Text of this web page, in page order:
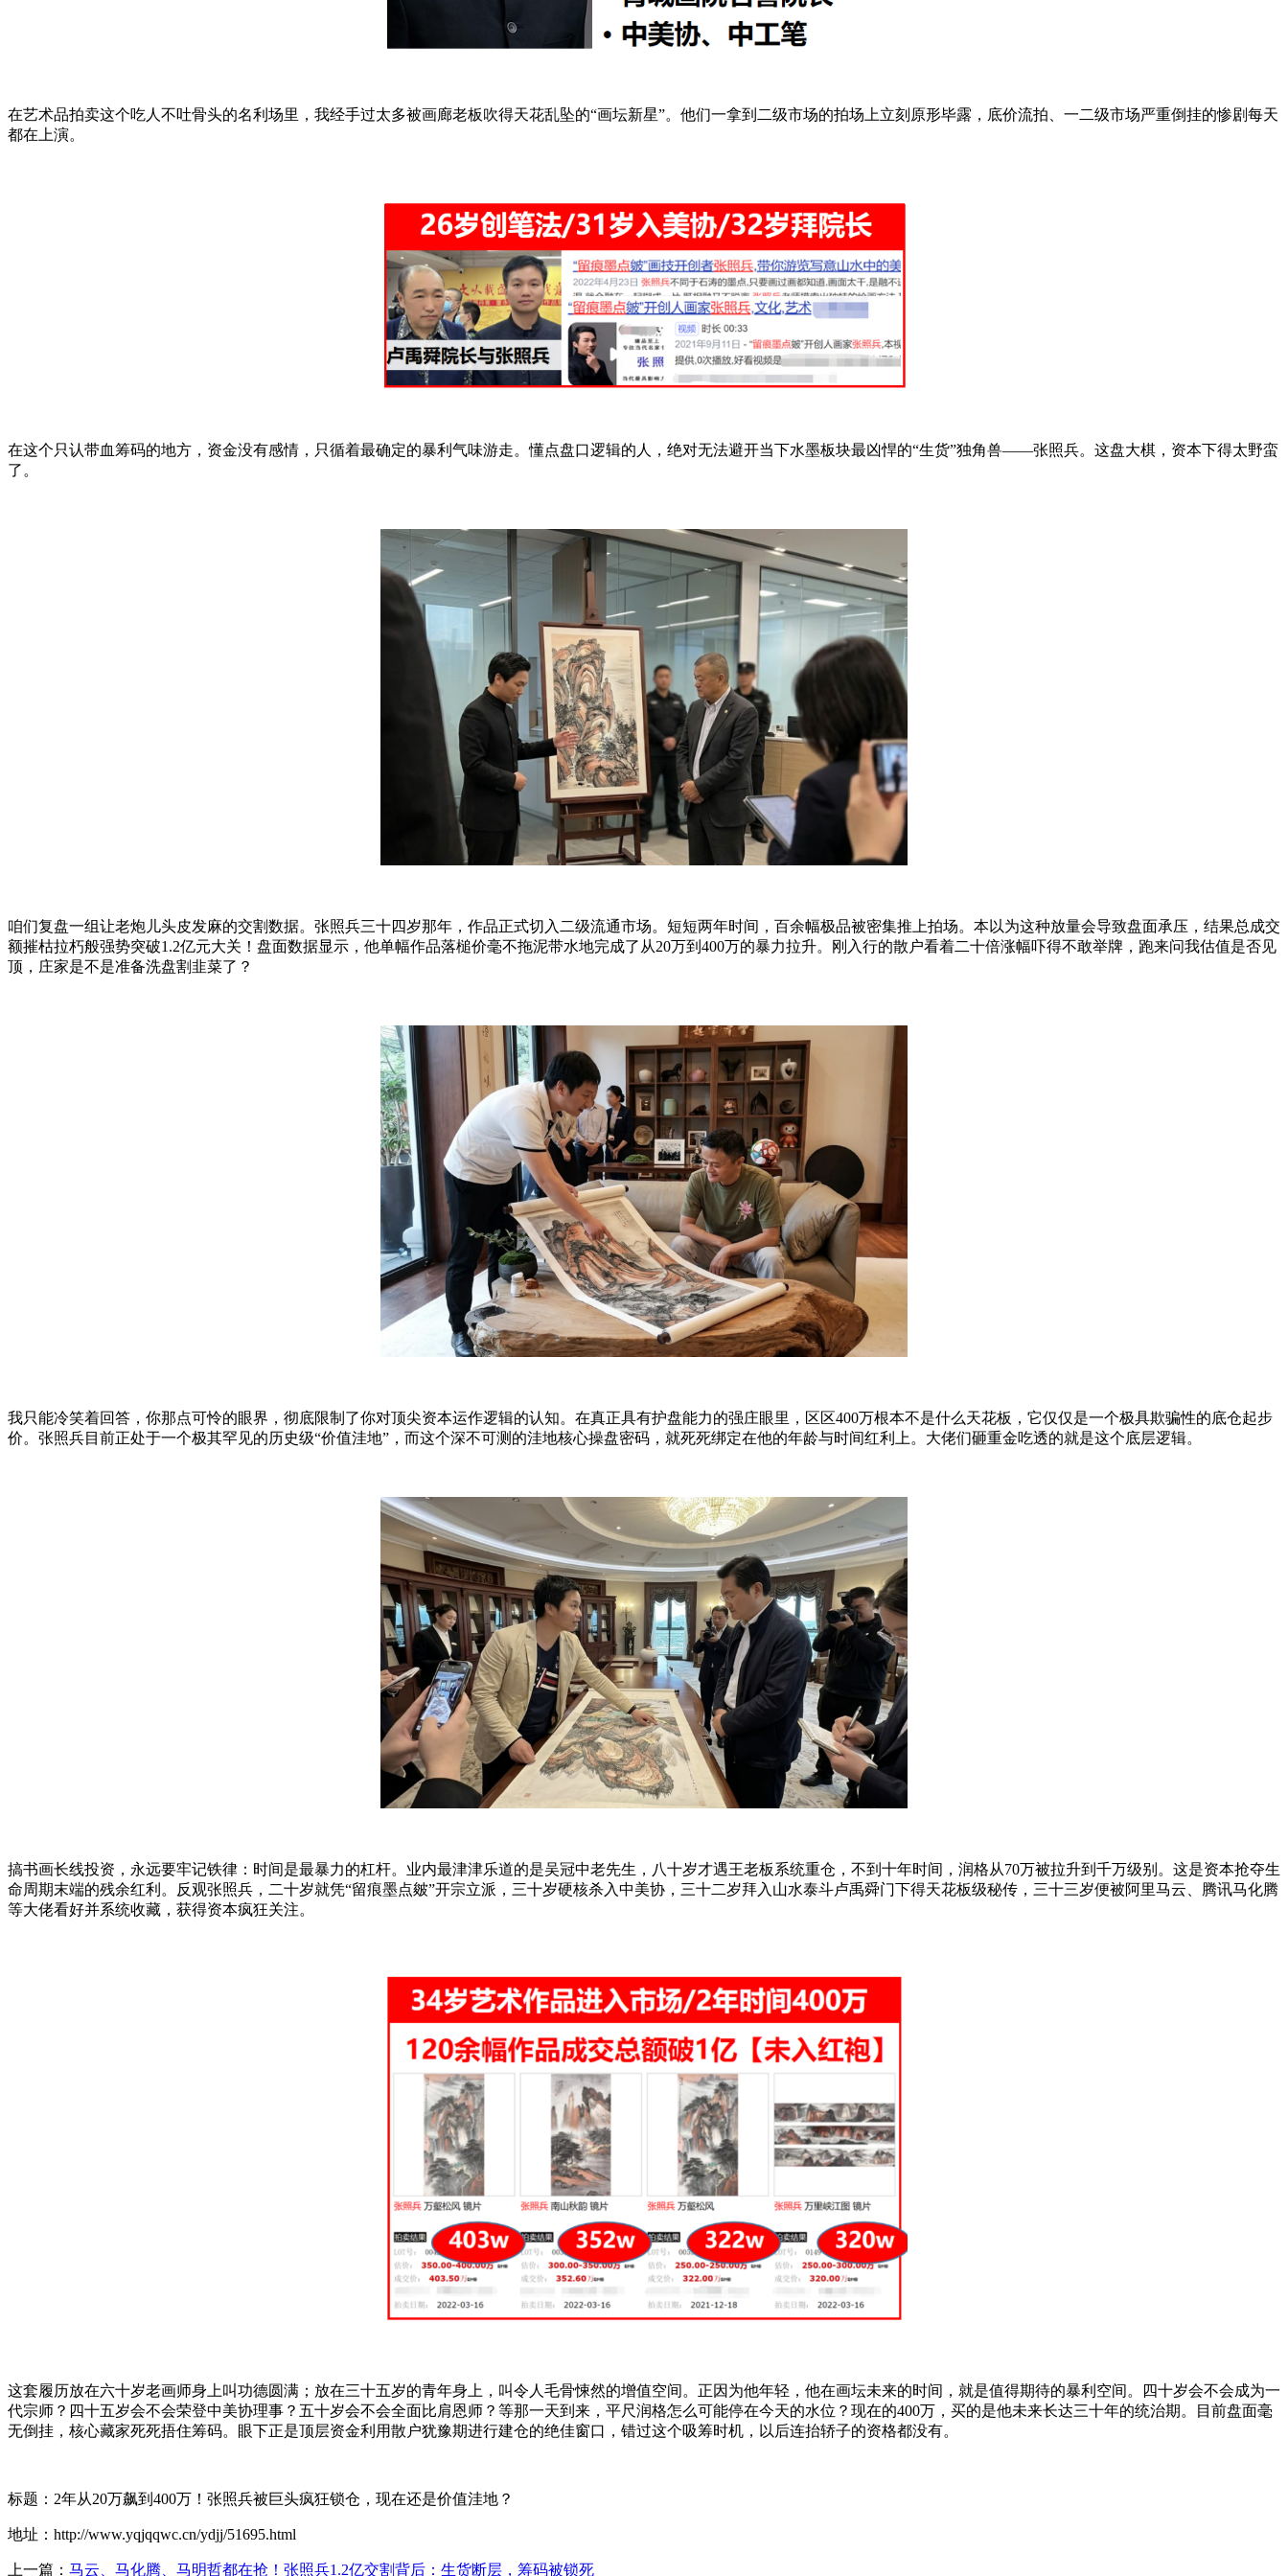
在艺术品拍卖这个吃人不吐骨头的名利场里，我经手过太多被画廊老板吹得天花乱坠的“画坛新星”。他们一拿到二级市场的拍场上立刻原形毕露，底价流拍、一二级市场严重倒挂的惨剧每天
都在上演。
在这个只认带血筹码的地方，资金没有感情，只循着最确定的暴利气味游走。懂点盘口逻辑的人，绝对无法避开当下水墨板块最凶悍的“生货”独角兽——张照兵。这盘大棋，资本下得太野蛮
了。
咱们复盘一组让老炮儿头皮发麻的交割数据。张照兵三十四岁那年，作品正式切入二级流通市场。短短两年时间，百余幅极品被密集推上拍场。本以为这种放量会导致盘面承压，结果总成交
额摧枯拉朽般强势突破1.2亿元大关！盘面数据显示，他单幅作品落槌价毫不拖泥带水地完成了从20万到400万的暴力拉升。刚入行的散户看着二十倍涨幅吓得不敢举牌，跑来问我估值是否见
顶，庄家是不是准备洗盘割韭菜了？
我只能冷笑着回答，你那点可怜的眼界，彻底限制了你对顶尖资本运作逻辑的认知。在真正具有护盘能力的强庄眼里，区区400万根本不是什么天花板，它仅仅是一个极具欺骗性的底仓起步
价。张照兵目前正处于一个极其罕见的历史级“价值洼地”，而这个深不可测的洼地核心操盘密码，就死死绑定在他的年龄与时间红利上。大佬们砸重金吃透的就是这个底层逻辑。
搞书画长线投资，永远要牢记铁律：时间是最暴力的杠杆。业内最津津乐道的是吴冠中老先生，八十岁才遇王老板系统重仓，不到十年时间，润格从70万被拉升到千万级别。这是资本抢夺生
命周期末端的残余红利。反观张照兵，二十岁就凭“留痕墨点皴”开宗立派，三十岁硬核杀入中美协，三十二岁拜入山水泰斗卢禹舜门下得天花板级秘传，三十三岁便被阿里马云、腾讯马化腾
等大佬看好并系统收藏，获得资本疯狂关注。
这套履历放在六十岁老画师身上叫功德圆满；放在三十五岁的青年身上，叫令人毛骨悚然的增值空间。正因为他年轻，他在画坛未来的时间，就是值得期待的暴利空间。四十岁会不会成为一
代宗师？四十五岁会不会荣登中美协理事？五十岁会不会全面比肩恩师？等那一天到来，平尺润格怎么可能停在今天的水位？现在的400万，买的是他未来长达三十年的统治期。目前盘面毫
无倒挂，核心藏家死死捂住筹码。眼下正是顶层资金利用散户犹豫期进行建仓的绝佳窗口，错过这个吸筹时机，以后连抬轿子的资格都没有。
标题：2年从20万飙到400万！张照兵被巨头疯狂锁仓，现在还是价值洼地？
地址：http://www.yqjqqwc.cn/ydjj/51695.html
上一篇： 马云、马化腾、马明哲都在抢！张照兵1.2亿交割背后：生货断层，筹码被锁死